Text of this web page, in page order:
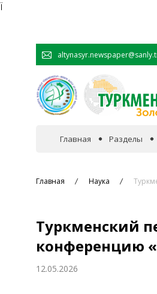
Ï
Главная Разделы
Главная Наука
Туркменский
конференцию
12.05.2026